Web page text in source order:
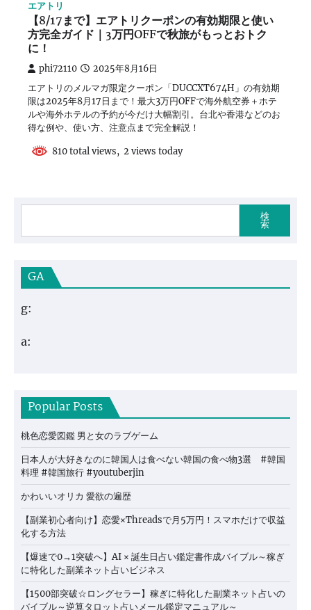
エアトリ
【8/17まで】エアトリクーポンの有効期限と使い
方完全ガイド｜3万円OFFで秋旅がもっとおトク
に！
phi72110 2025年8月16日
エアトリのメルマガ限定クーポン「DUCCXT674H」の有効期
限は2025年8月17日まで！最大3万円OFFで海外航空券＋ホテ
ルや海外ホテルの予約が今だけ大幅割引。台北や香港などのお
得な例や、使い方、注意点まで完全解説！
810 total views, 2 views today
検
索
GA
g:
a:
Popular Posts
桃色恋愛図鑑 男と女のラブゲーム
日本人が大好きなのに韓国人は食べない韓国の食べ物3選 #韓国
料理 #韓国旅行 #youtuberjin
かわいいオリカ 愛欲の遍歴
【副業初心者向け】恋愛×Threadsで月5万円！スマホだけで収益
化する方法
【爆速で0→1突破へ】AI × 誕生日占い鑑定書作成バイブル～稼ぎ
に特化した副業ネット占いビジネス
【1500部突破☆ロングセラー】稼ぎに特化した副業ネット占いの
バイブル～逆算タロット占いメール鑑定マニュアル～